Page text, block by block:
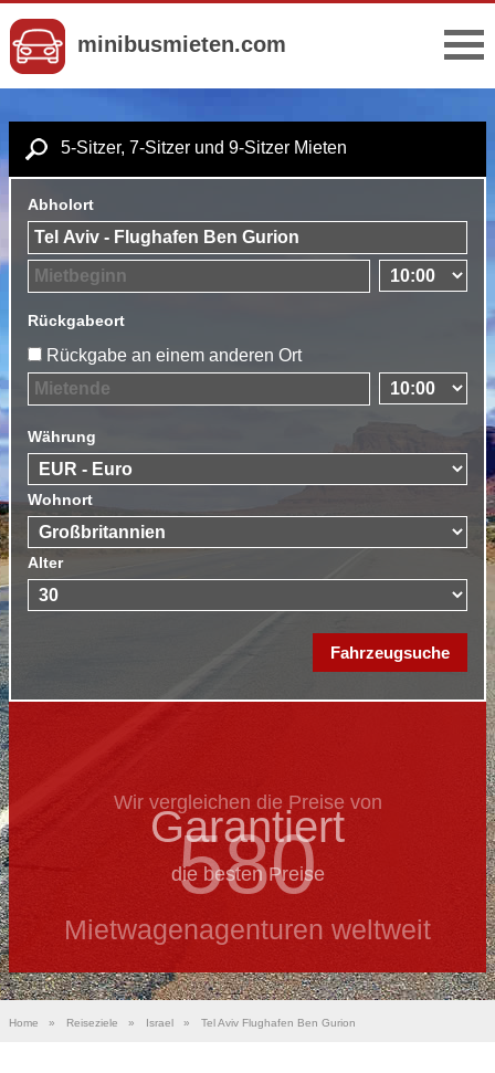
minibusmieten.com
5-Sitzer, 7-Sitzer und 9-Sitzer Mieten
Abholort
Rückgabeort
Rückgabe an einem anderen Ort
Währung
Wohnort
Alter
Wir vergleichen die Preise von
580
Mietwagenagenturen weltweit
Garantiert
die besten Preise
Home » Reiseziele » Israel » Tel Aviv Flughafen Ben Gurion